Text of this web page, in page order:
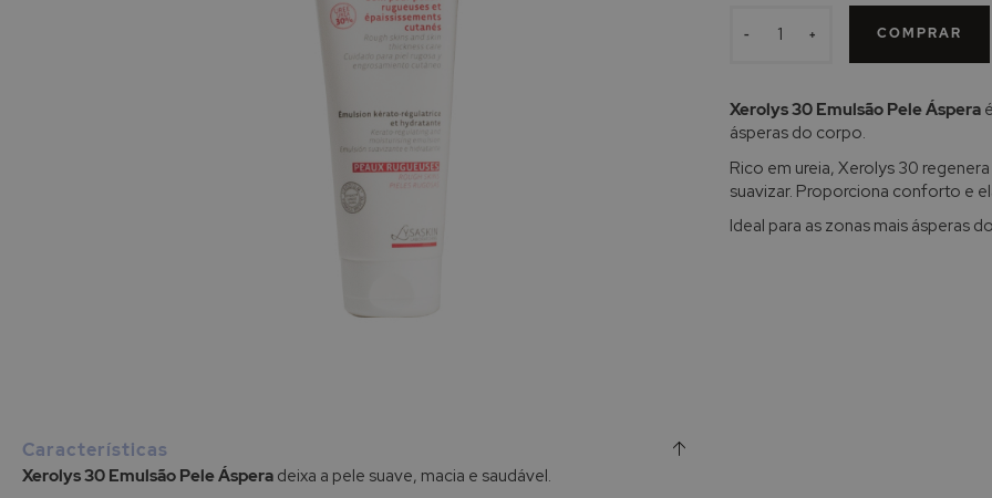
início
da
Galeria
- + COMPRAR
Xerolys 30 Emulsão Pele Áspera
ásperas do corpo.
Rico em ureia, Xerolys 30
suavizar. Proporciona conforto e
Ideal para as zonas mais ásperas
Características
Xerolys 30 Emulsão Pele Áspera deixa a pele suave, macia e saudável.